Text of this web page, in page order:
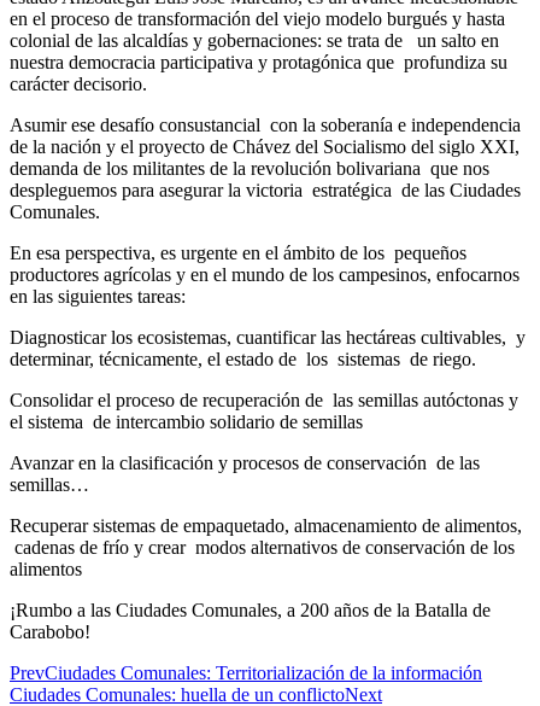
en el proceso de transformación del viejo modelo burgués y hasta
colonial de las alcaldías y gobernaciones: se trata de un salto en
nuestra democracia participativa y protagónica que profundiza su
carácter decisorio.
Asumir ese desafío consustancial con la soberanía e independencia
de la nación y el proyecto de Chávez del Socialismo del siglo XXI,
demanda de los militantes de la revolución bolivariana que nos
despleguemos para asegurar la victoria estratégica de las Ciudades
Comunales.
En esa perspectiva, es urgente en el ámbito de los pequeños
productores agrícolas y en el mundo de los campesinos, enfocarnos
en las siguientes tareas:
Diagnosticar los ecosistemas, cuantificar las hectáreas cultivables, y
determinar, técnicamente, el estado de los sistemas de riego.
Consolidar el proceso de recuperación de las semillas autóctonas y
el sistema de intercambio solidario de semillas
Avanzar en la clasificación y procesos de conservación de las
semillas…
Recuperar sistemas de empaquetado, almacenamiento de alimentos,
cadenas de frío y crear modos alternativos de conservación de los
alimentos
¡Rumbo a las Ciudades Comunales, a 200 años de la Batalla de
Carabobo!
PrevCiudades Comunales: Territorialización de la información
Ciudades Comunales: huella de un conflictoNext